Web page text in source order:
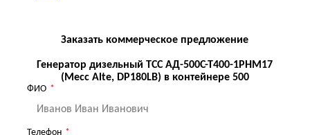
Заказать коммерческое предложение
Генератор дизельный ТСС АД-500С-Т400-1РНМ17
(Mecc Alte, DP180LB) в контейнере 500
ФИО
Телефон